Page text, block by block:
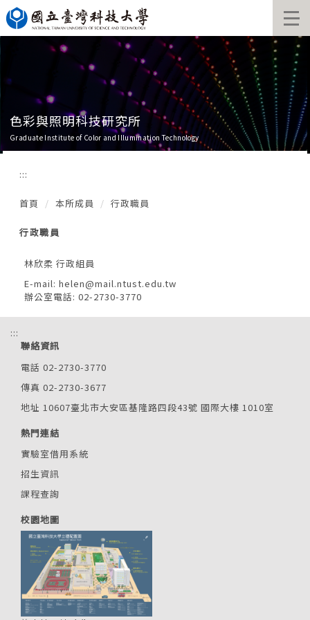
跳
到
主
容
區
色彩與照明科技研究所
Graduate Institute of Color and Illumination Technology
:::
首頁 本所成員 行政職員
行政職員
林欣柔 行政組員
E-mail: helen@mail.ntust.edu.tw
辦公室電話: 02-2730-3770
:::
聯絡資訊
電話 02-2730-3770
傳真 02-2730-3677
地址 10607臺北市大安區基隆路四段43號 國際大樓 1010室
熱門連結
實驗室借用系統
招生資訊
課程查詢
校園地圖